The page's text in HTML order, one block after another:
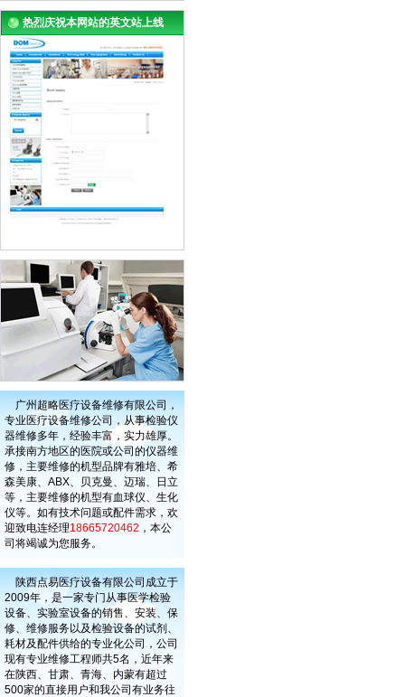
热烈庆祝本网站的英文站上线
广州超略医疗设备维修有限公司，
专业医疗设备维修公司，从事检验仪
器维修多年，经验丰富，实力雄厚。
承接南方地区的医院或公司的仪器维
修，主要维修的机型品牌有雅培、希
森美康、ABX、贝克曼、迈瑞、日立
等，主要维修的机型有血球仪、生化
仪等。如有技术问题或配件需求，欢
迎致电连经理18665720462 ，本公
司将竭诚为您服务。
陕西点易医疗设备有限公司成立于
2009年，是一家专门从事医学检验
设备、实验室设备的销售、安装、保
修、维修服务以及检验设备的试剂、
耗材及配件供给的专业化公司，公司
现有专业维修工程师共5名，近年来
在陕西、甘肃、青海、内蒙有超过
500家的直接用户和我公司有业务往